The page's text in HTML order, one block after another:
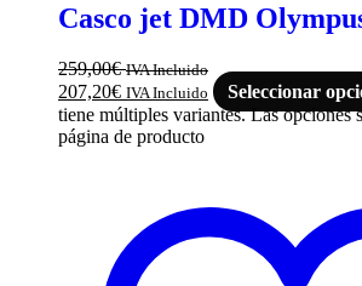
Casco jet DMD
259,00€ IVA Incluido
207,20€ IVA Incluido Seleccionar
tiene múltiples variantes. Las opciones
página de producto